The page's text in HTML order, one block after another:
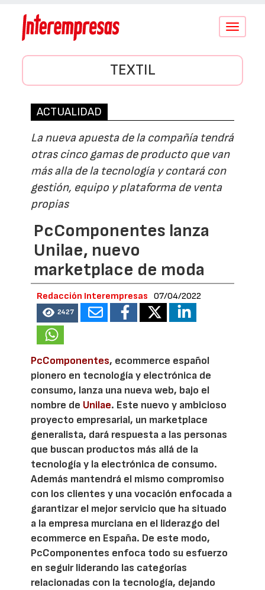
Conmutar
TEXTIL
ACTUALIDAD
La nueva apuesta de la compañía tendrá
otras cinco gamas de producto que van
más alla de la tecnología y contará con
gestión, equipo y plataforma de venta
propias
PcComponentes lanza
Unilae, nuevo
marketplace de moda
Redacción Interempresas 07/04/2022
2427
PcComponentes, ecommerce español
pionero en tecnología y electrónica de
consumo, lanza una nueva web, bajo el
nombre de Unilae. Este nuevo y ambicioso
proyecto empresarial, un marketplace
generalista, dará respuesta a las personas
que buscan productos más allá de la
tecnología y la electrónica de consumo.
Además mantendrá el mismo compromiso
con los clientes y una vocación enfocada a
garantizar el mejor servicio que ha situado
a la empresa murciana en el liderazgo del
ecommerce en España. De este modo,
PcComponentes enfoca todo su esfuerzo
en seguir liderando las categorías
relacionadas con la tecnología, dejando